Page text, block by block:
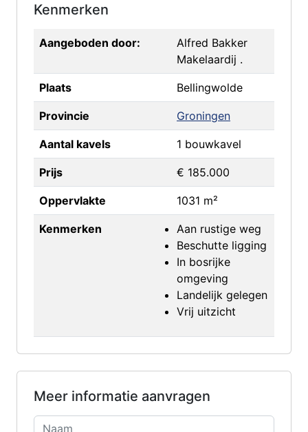
Kenmerken
Aangeboden door:
Alfred Bakker
Makelaardij .
Plaats Bellingwolde
Provincie Groningen
Aantal kavels 1 bouwkavel
Prijs € 185.000
Oppervlakte 1031 m²
Kenmerken
Aan rustige weg
Beschutte ligging
In bosrijke
omgeving
Landelijk gelegen
Vrij uitzicht
Meer informatie aanvragen